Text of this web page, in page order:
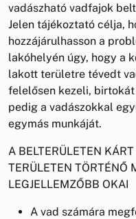
vadászható vadfajok
Jelen tájékoztató célja,
hozzájárulhasson a
lakóhelyén úgy, hogy a
lakott területre tévedt
felelősen kezeli,
pedig a vadászokkal
egymás munkáját.
A BELTERÜLETEN
TERÜLETEN TÖRTÉNŐ
LEGJELLEMZŐBB OKAI
A vad számára